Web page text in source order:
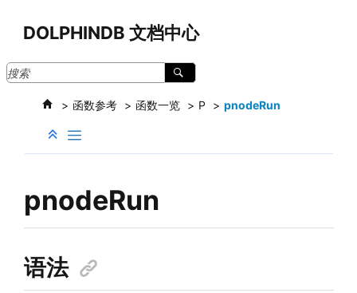
DOLPHINDB 文档中心
函数参考 函数一览 P pnodeRun
pnodeRun
语法